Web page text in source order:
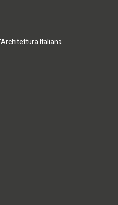
Italiana